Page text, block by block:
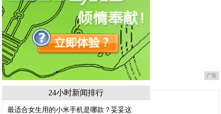
广告
24小时新闻排行
最适合女生用的小米手机是哪款？妥妥这